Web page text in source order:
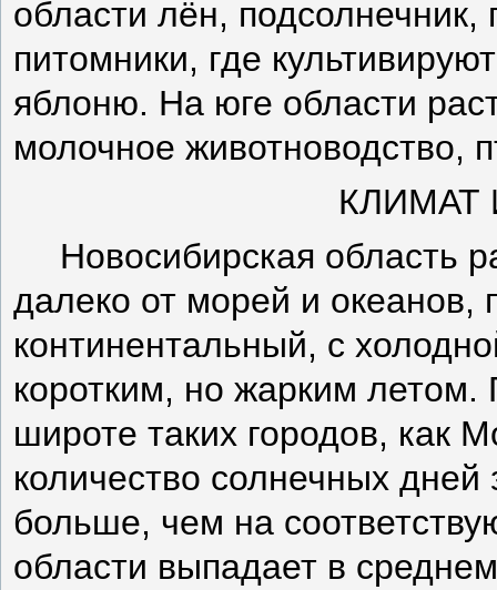
области лён, подсолнечник,
питомники, где
яблоню. На юге области
молочное животноводство,
КЛИМАТ
Новосибирская область
далеко от морей и океанов,
континентальный, с
коротким, но жарким летом.
широте таких городов, как
количество солнечных
больше, чем на
области выпадает в